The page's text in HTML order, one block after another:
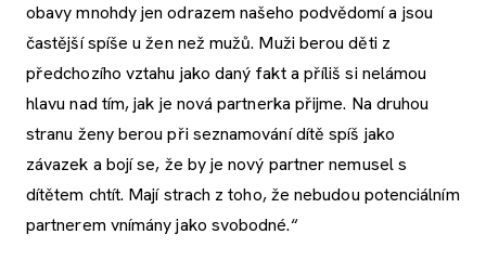
obavy mnohdy jen odrazem našeho podvědomí a jsou
častější spíše u žen než mužů. Muži berou děti z
předchozího vztahu jako daný fakt a příliš si nelámou
hlavu nad tím, jak je nová partnerka přijme. Na druhou
stranu ženy berou při seznamování dítě spíš jako
závazek a bojí se, že by je nový partner nemusel s
dítětem chtít. Mají strach z toho, že nebudou potenciálním
partnerem vnímány jako svobodné.“